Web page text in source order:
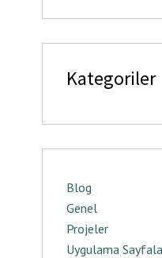
Kategoriler
Blog
Genel
Projeler
Uygulama